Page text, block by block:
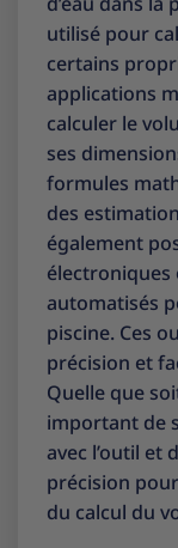
utilisé pour
certains
applications
calculer le
ses
formules
des
également
électroniques
automatisés
piscine. Ces
précision et
Quelle que
important de
avec l’outil et
précision
du calcul du